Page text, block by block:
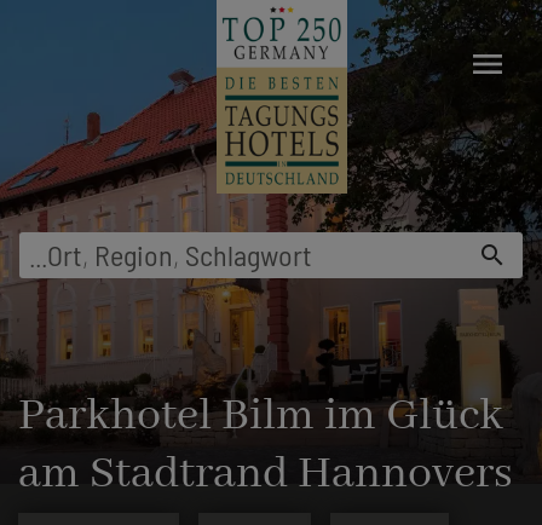
Ort, Region, Schlagwort search
menu
Parkhotel Bilm im Glück
am Stadtrand Hannovers